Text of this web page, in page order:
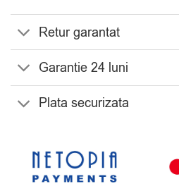
Retur garantat
Garantie 24 luni
Plata securizata